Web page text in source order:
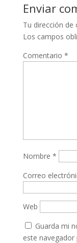
Enviar
Tu dirección de
Los campos
Comentario *
Nombre *
Correo
Web
Guarda mi
este